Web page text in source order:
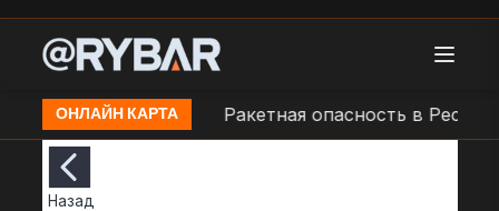
ОНЛАЙН КАРТА
н.п. Севастополь Ракетная опасность в
Назад